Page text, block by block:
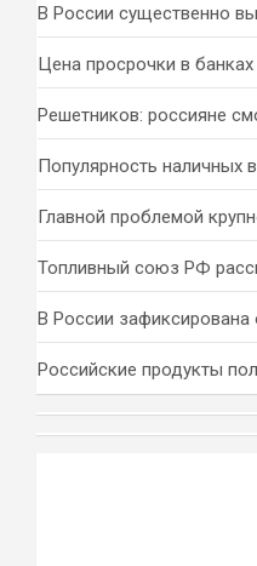
В России существенно
Цена просрочки в
Решетников: россияне
Популярность наличных
Главной проблемой
Топливный союз РФ
В России
Российские продукты